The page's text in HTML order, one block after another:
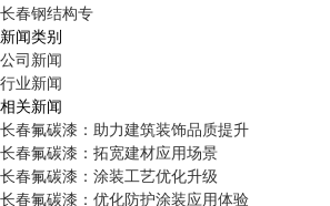
长春钢结构专
新闻类别
公司新闻
行业新闻
相关新闻
长春氟碳漆：助力建筑装饰品质提升
长春氟碳漆：拓宽建材应用场景
长春氟碳漆：涂装工艺优化升级
长春氟碳漆：优化防护涂装应用体验